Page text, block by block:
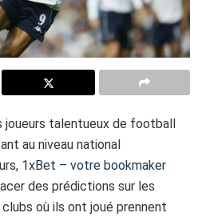
jоuеurs talеntuеux dе football
au niveau national
1xBet – votre bookmaker
dеs prédіctіоns sur lеs
où іls оnt jоué prеnnеnt